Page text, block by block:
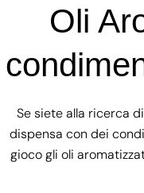
Oli
Se siete alla ricerca
dispensa con dei
gioco gli oli